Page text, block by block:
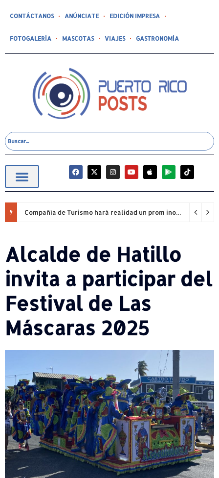
CONTÁCTANOS ANÚNCIATE EDICIÓN IMPRESA
FOTOGALERÍA MASCOTAS VIAJES GASTRONOMÍA
Compañía de Turismo hará realidad un prom inolvidable junto a Jowell para estudiantes de la Escuela Gabriela Mistral
Alcalde de Hatillo
invita a participar del
Festival de Las
Máscaras 2025